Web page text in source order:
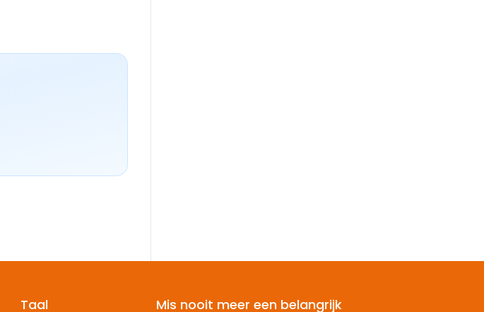
Taal Mis nooit meer een belangrijk